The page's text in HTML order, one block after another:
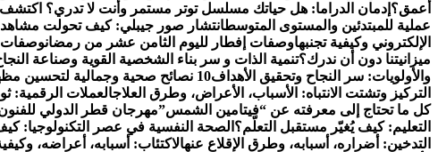
أعمق؟ إدمان الدراما: هل حياتك مسلسل توتر مستمر وأنت لا تدري؟ اكتشف
عملية للمبتدئين والمستوى المتوسطانتشار صور جيبلي: كيف تحولت مشاهد
الإلكتروني وكيفية تجنبهاوصفات إفطار لليوم الثامن عشر من رمضانوصفات
ميزانيتنا دون أن ندرك؟تنمية الذات و سر بناء الشخصية القوية وصناعة
والأولويات: سر النجاح وتحقيق الأهداف10 نصائح صحية وجمالية لتحسين مظهرك وحيويتك
التركيز وتشتت الانتباه: الأسباب، الأعراض، وطرق العلاجالعملات الرقمية:
كل ما تحتاج إلى معرفته عن “فيتامين الشمس”مهرجان قطر الدولي للفنون 2024: احتفال عالمي بالإبداع
التعليم: كيف يُغيّر مستقبل التعلّم؟ الصحة النفسية في عصر التكنولوجيا:
التدخين: أضراره، أسبابه، وطرق الإقلاع عنهالاكتئاب: أسبابه، أعراضه،